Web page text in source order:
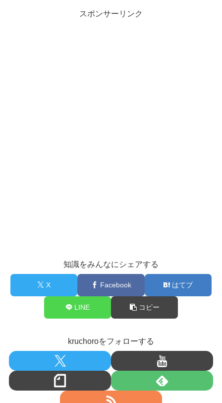
スポンサーリンク
知識をみんなにシェアする
X Facebook はてブ
LINE コピー
kruchoroをフォローする